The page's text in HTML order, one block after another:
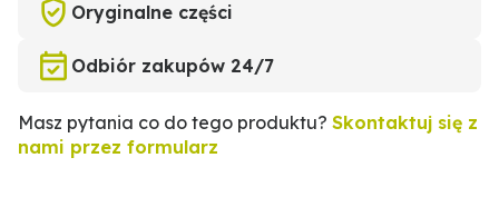
Oryginalne części
Odbiór zakupów 24/7
Masz pytania co do tego produktu? Skontaktuj się z
nami przez formularz